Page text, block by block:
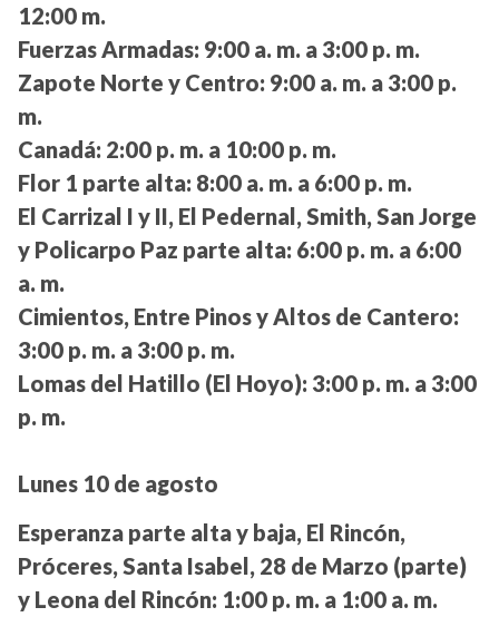
12:00 m.
Fuerzas Armadas: 9:00 a. m. a 3:00 p. m.
Zapote Norte y Centro: 9:00 a. m. a 3:00 p.
m.
Canadá: 2:00 p. m. a 10:00 p. m.
Flor 1 parte alta: 8:00 a. m. a 6:00 p. m.
El Carrizal I y II, El Pedernal, Smith, San Jorge
y Policarpo Paz parte alta: 6:00 p. m. a 6:00
a. m.
Cimientos, Entre Pinos y Altos de Cantero:
3:00 p. m. a 3:00 p. m.
Lomas del Hatillo (El Hoyo): 3:00 p. m. a 3:00
p. m.
Lunes 10 de agosto
Esperanza parte alta y baja, El Rincón,
Próceres, Santa Isabel, 28 de Marzo (parte)
y Leona del Rincón: 1:00 p. m. a 1:00 a. m.